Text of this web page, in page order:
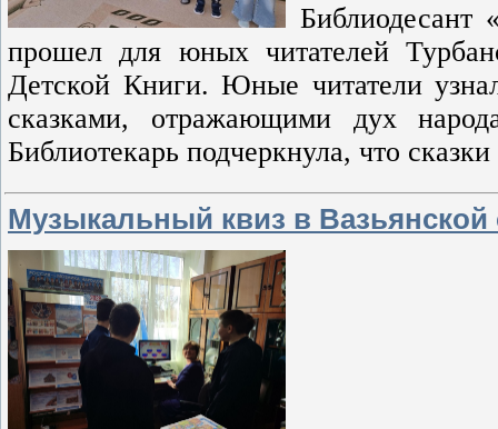
Библиодесант
прошел для юных читателей
Детской Книги. Юные читатели
сказками, отражающими дух
Библиотекарь подчеркнула, что сказки
Музыкальный квиз в Вазьянской